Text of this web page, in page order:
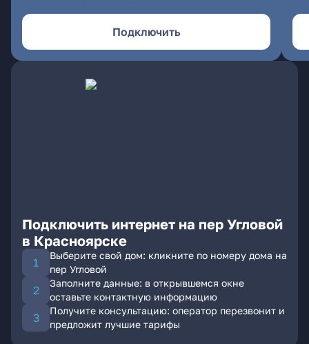
Подключить
Подключить интернет на пер Угловой
в Красноярске
Выберите свой дом: кликните по номеру дома на
пер Угловой
Заполните данные: в открывшемся окне
оставьте контактную информацию
Получите консультацию: оператор перезвонит и
предложит лучшие тарифы